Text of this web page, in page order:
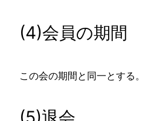
(4)会員の期間
この会の期間と同一とする。